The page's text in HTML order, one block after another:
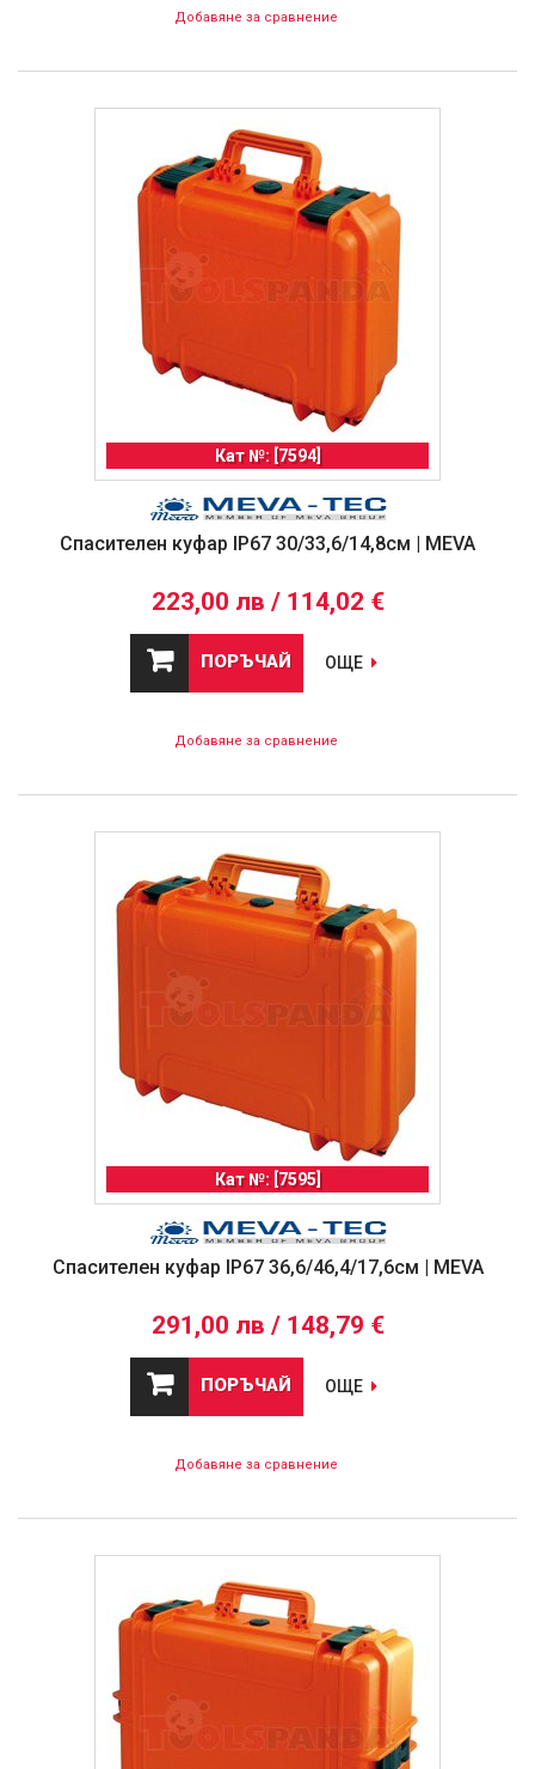
Добавяне за сравнение
Кат №: [7594]
Спасителен куфар IP67 30/33,6/14,8см | MEVA
223,00 лв / 114,02 €
ПОРЪЧАЙ ОЩЕ
Добавяне за сравнение
Кат №: [7595]
Спасителен куфар IP67 36,6/46,4/17,6см | MEVA
291,00 лв / 148,79 €
ПОРЪЧАЙ ОЩЕ
Добавяне за сравнение